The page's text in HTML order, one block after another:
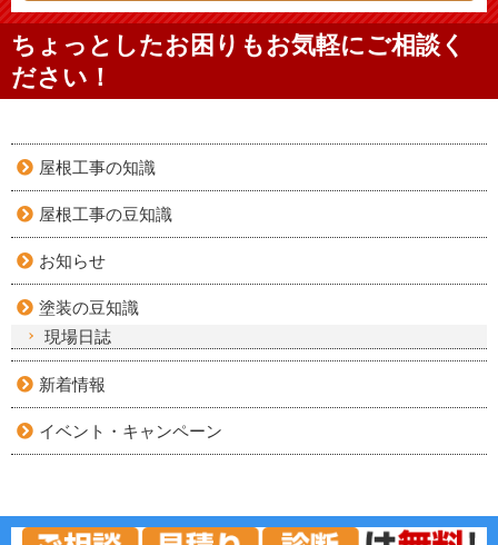
ちょっとしたお困りもお気軽にご相談く
ださい！
屋根工事の知識
屋根工事の豆知識
お知らせ
塗装の豆知識
現場日誌
新着情報
イベント・キャンペーン